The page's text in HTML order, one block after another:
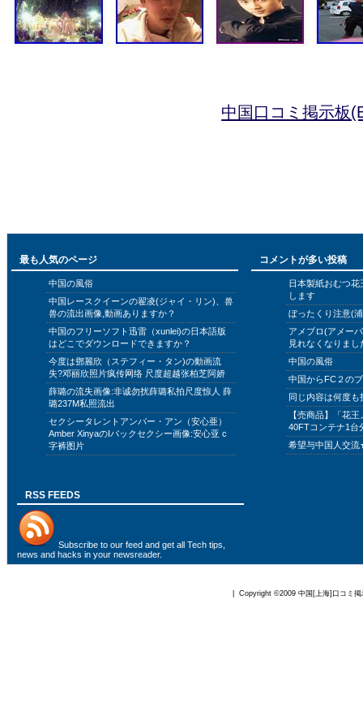
中国口コミ掲示板
最も人気のページ
中国の風俗
中国レースクイーンの翟凌(ジャイ・リン)、兽
兽の流出画像,動画ありますか？
中国のフリーソフト迅雷（xunlei)の日本語版
はどこでダウンロードできますか？
今度は鄧麗欣（ステフィー・タン)の動画流
失?邓丽欣照片疯传网络 尺度超越张柏芝阿娇
薛璐の流失画像:非诚勿扰薛璐私拍尺度惊人 薛
璐237M私照流出
セクシータレントアンバー・アン（安心亜）
Amber XinyaのIバックセクシー画像:安心亚 c
字裤图片
コメントが多い投稿
日本製紙おむつ
します
ぼったくり注意(
アメブロ(アメー
見れなくなりまし
中国の風俗
中国からFC２の
同じ内容は何度
【売商品】「花
40FTコンテナ1台
希望与中国人交
RSS FEEDS
Subscribe to our feed and get all Tech tips,
news and hacks in your newsreader.
| Copyright ©2009 中国[上海]口コミ掲